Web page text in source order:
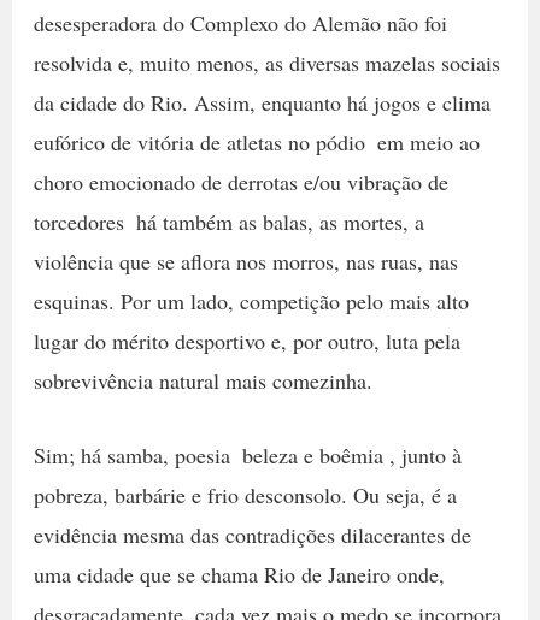
desesperadora do Complexo do Alemão não foi
resolvida e, muito menos, as diversas mazelas sociais
da cidade do Rio. Assim, enquanto há jogos e clima
eufórico de vitória de atletas no pódio  em meio ao
choro emocionado de derrotas e/ou vibração de
torcedores  há também as balas, as mortes, a
violência que se aflora nos morros, nas ruas, nas
esquinas. Por um lado, competição pelo mais alto
lugar do mérito desportivo e, por outro, luta pela
sobrevivência natural mais comezinha.
Sim; há samba, poesia  beleza e boêmia , junto à
pobreza, barbárie e frio desconsolo. Ou seja, é a
evidência mesma das contradições dilacerantes de
uma cidade que se chama Rio de Janeiro onde,
desgraçadamente, cada vez mais o medo se incorpora